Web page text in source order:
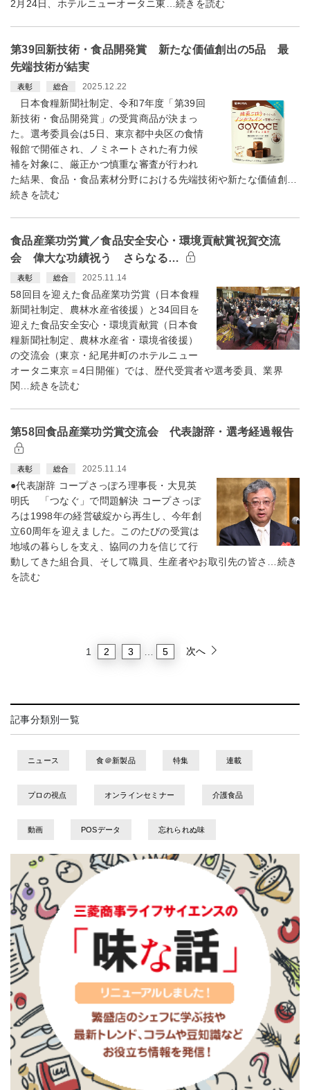
2月24日、ホテルニューオータニ東…続きを読む
第39回新技術・食品開発賞 新たな価値創出の5品 最
先端技術が結実
表彰 総合 2025.12.22
日本食糧新聞社制定、令和7年度「第39回
新技術・食品開発賞」の受賞商品が決まっ
た。選考委員会は5日、東京都中央区の食情
報館で開催され、ノミネートされた有力候
補を対象に、厳正かつ慎重な審査が行われ
た結果、食品・食品素材分野における先端技術や新たな価値創…
続きを読む
食品産業功労賞／食品安全安心・環境貢献賞祝賀交流
会 偉大な功績祝う さらなる…
表彰 総合 2025.11.14
58回目を迎えた食品産業功労賞（日本食糧
新聞社制定、農林水産省後援）と34回目を
迎えた食品安全安心・環境貢献賞（日本食
糧新聞社制定、農林水産省・環境省後援）
の交流会（東京・紀尾井町のホテルニュー
オータニ東京＝4日開催）では、歴代受賞者や選考委員、業界
関…続きを読む
第58回食品産業功労賞交流会 代表謝辞・選考経過報告
表彰 総合 2025.11.14
●代表謝辞 コープさっぽろ理事長・大見英
明氏 「つなぐ」で問題解決 コープさっぽ
ろは1998年の経営破綻から再生し、今年創
立60周年を迎えました。このたびの受賞は
地域の暮らしを支え、協同の力を信じて行
動してきた組合員、そして職員、生産者やお取引先の皆さ…続き
を読む
1 2 3 5 次へ
記事分類別一覧
ニュース 食＠新製品 特集 連載
プロの視点 オンラインセミナー 介護食品
動画 POSデータ 忘れられぬ味